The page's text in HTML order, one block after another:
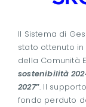
Il Sistema di
stato ottenuto
della Comunità
sostenibilità
2027”. Il
fondo perduto